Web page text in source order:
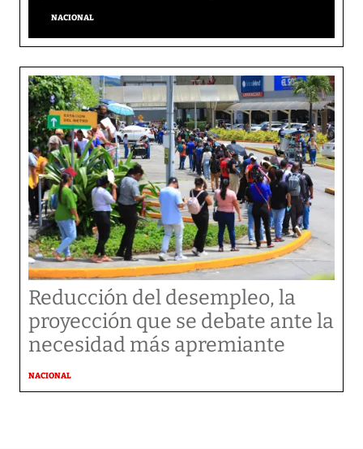
NACIONAL
Reducción del desempleo, la
proyección que se debate ante la
necesidad más apremiante
NACIONAL